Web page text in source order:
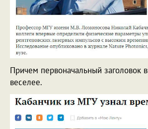
Причем первоначальный заголовок
веселее.